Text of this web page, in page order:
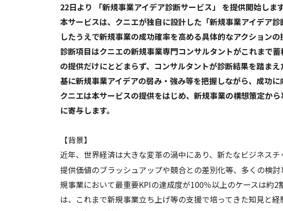
22日より 「新規事業アイデア診断サービス」 を提供開始します
本サービスは、クニエが独自に設計した「新規事業アイデア
したうえで新規事業の成功確率を高める具体的なアクションの
診断項目はクニエの新規事業専門コンサルタントがこれまで
の提供だけにとどまらず、コンサルタントが診断結果を踏ま
基に新規事業アイデアの弱み・強み等を把握しながら、成功
クニエは本サービスの提供をはじめ、新規事業の構想策定か
に寄与します。
【背景】
近年、世界経済は大きな変革の渦中にあり、新たなビジネス
提供価値のブラッシュアップや競合との差別化等、多くの検
規事業において最重要KPIの達成度が100％以上のケースは約
は、これまで新規事業立ち上げ等の支援で培ってきた知見と